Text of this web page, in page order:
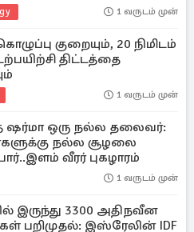
1 வருடம் முன்
குறையும், 20 நிமிடம்
திட்டத்தை
1 வருடம் முன்
ஷர்மா ஒரு நல்ல தலைவர்:
நல்ல சூழலை
வீரர் புகழாரம்
1 வருடம் முன்
இருந்து 3300 அதிநவீன
பறிமுதல்: இஸ்ரேலின் IDF